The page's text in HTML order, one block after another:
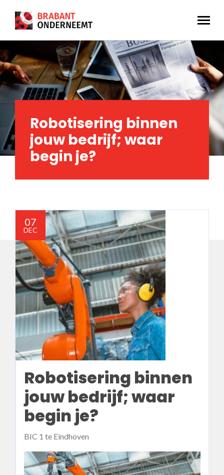
Robotisering binnen
jouw bedrijf; waar
begin je?
07
DEC
Robotisering binnen
jouw bedrijf; waar
begin je?
BIC 1 te Eindhoven